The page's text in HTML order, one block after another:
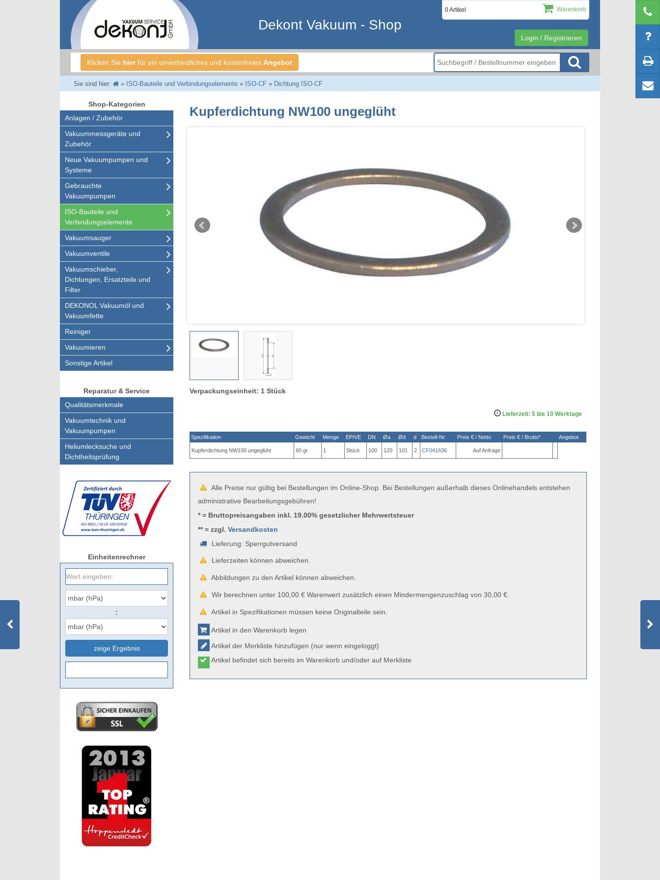
Login / Registrieren
0 Artikel Warenkorb
Dekont Vakuum - Shop
Klicken Sie hierfür ein unverbindliches und kostenfreies Angebot
Sie sind hier: » ISO-Bauteile und Verbindungselemente» ISO-CF» Dichtung ISO-CF
Shop-Kategorien
Anlagen / Zubehör
Vakuummessgeräte und
Zubehör
Neue Vakuumpumpen und
Systeme
Gebrauchte
Vakuumpumpen
ISO-Bauteile und
Verbindungselemente
Vakuumsauger
Vakuumventile
Vakuumschieber,
Dichtungen, Ersatzteile und
Filter
DEKONOL Vakuumöl und
Vakuumfette
Reiniger
Vakuumieren
Sonstige Artikel
Reparatur & Service
Qualitätsmerkmale
Vakuumtechnik und
Vakuumpumpen
Heliumlecksuche und
Dichtheitsprüfung
Einheitenrechner
:
zeige Ergebnis
Kupferdichtung NW100 ungeglüht
Verpackungseinheit: 1 Stück
Lieferzeit: 5 bis 10 Werktage
Spezifikation Gewicht Menge EP/VE DN Øa Ød d Bestell-Nr: Preis € / Netto Preis € / Brutto* Angebot
Kupferdichtung NW100 ungeglüht 60 gr 1 Stück 100 120 101 2 CF041636 Auf Anfrage
Alle Preise nur gültig bei Bestellungen im Online-Shop. Bei Bestellungen außerhalb dieses Onlinehandels entstehen
administrative Bearbeitungsgebühren!
* = Bruttopreisangaben inkl. 19.00% gesetzlicher Mehrwertsteuer
** = zzgl.Versandkosten
Lieferung: Sperrgutversand
Lieferzeiten können abweichen.
Abbildungen zu den Artikel können abweichen.
Wir berechnen unter 100,00 € Warenwert zusätzlich einen Mindermengenzuschlag von 30,00 €.
Artikel in Spezifikationen müssen keine Originalteile sein.
Artikel in den Warenkorb legen
Artikel der Merkliste hinzufügen (nur wenn eingeloggt)
Artikel befindet sich bereits im Warenkorb und/oder auf Merkliste